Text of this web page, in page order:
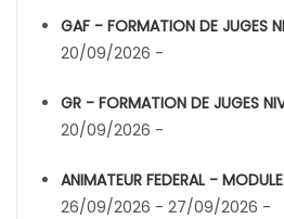
GAF - FORMATION DE JUGES
20/09/2026 -
GR - FORMATION DE JUGES
20/09/2026 -
ANIMATEUR FEDERAL -
26/09/2026 - 27/09/2026 -